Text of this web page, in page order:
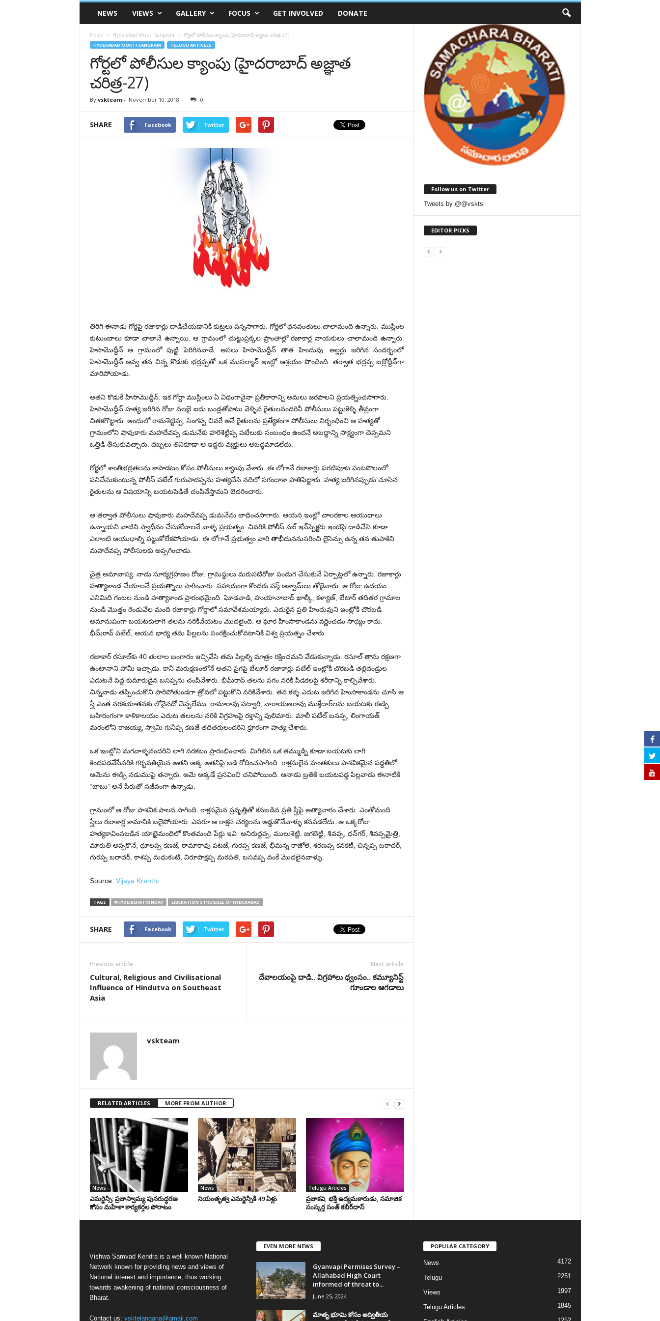
VSK
TelanganaNEWS VIEWS GALLERY FOCUS GET INVOLVED DONATE
Home Hyderabad Mukti Sangram గోర్టలో పోలీసుల క్యాంపు (హైదరాబాద్ అజ్ఞాత చరిత్ర-27)
HYDERABAD MUKTI SANGRAM TELUGU ARTICLES
గోర్టలో పోలీసుల క్యాంపు (హైదరాబాద్ అజ్ఞాత
చరిత్ర-27)
By vskteam- November 10, 2018 0
SHARE Facebook Twitter
తిరిగి ఈనాడు గోర్టపై రజాకార్లు దాడిచేయడానికి కుట్రలు పన్నసాగారు. గోర్టలో ధనవంతులు చాలామంది ఉన్నారు. ముస్లింల
కుటుంబాలు కూడా చాలానే ఉన్నాయి. ఆ గ్రామంలో చుట్టుప్రక్కల ప్రాంతాల్లో రజాకార్ల నాయకులు చాలామంది ఉన్నారు.
హిసామొద్దీన్ ఆ గ్రామంలో పుట్టి పెరిగినవాడే. అసలు హిసామొద్దీన్ తాత హిందువు. అల్లర్లు జరిగిన సందర్భంలో
హిసామొద్దీన్ అవ్వ తన చిన్న కొడుకు భద్రప్పతో ఒక ముసల్మాన్ ఇంట్లో ఆశ్రయం పొందింది. తర్వాత భద్రప్ప బద్రోద్దీన్‌గా
మారిపోయాడు.
అతని కొడుకే హిసామొద్దీన్. ఇక గోర్టా ముస్లింలు ఏ విధంగానైనా ప్రతీకారాన్ని అమలు జరపాలని ప్రయత్నించసాగారు.
హిసామొద్దీన్ హత్య జరిగిన రోజు నలభై ఐదు బండ్లతోపాటు వెళ్ళిన రైతులనందరినీ పోలీసులు పట్టుకెళ్ళి తీవ్రంగా
చితకగొట్టారు. అందులో రామశెట్టిప్ప, సింగప్ప చివరే అనే రైతులను ప్రత్యేకంగా పోలీసులు నిర్భంధించి ఆ హత్యతో
గ్రామంలోని షావుకారు మహదేవప్ప డుమనేకు హరిశెట్టిప్ప పటేలుకు సంబంధం ఉందనే అబద్ధాన్ని సాక్ష్యంగా చెప్పమని
ఒత్తిడి తీసుకువచ్చారు. దెబ్బలు తినికూడా ఆ ఇద్దరు వ్యక్తులు అబద్ధమాడలేదు.
గోర్టలో శాంతిభద్రతలను కాపాడటం కోసం పోలీసులు క్యాంపు వేశారు. ఈ లోగానే రజాకార్లు పగటిపూట పంటపొలంలో
పనిచేసుకుంటున్న పోలీస్ పటేల్ గురుపాదప్పను హత్యచేసి నదిలో సగందాకా పాతిపెట్టారు. హత్య జరిగినప్పుడు చూసిన
రైతులను ఆ విషయాన్ని బయటపెడితే చంపివేస్తామని బెదరించారు.
ఆ తర్వాత పోలీసులు షావుకారు మహదేవప్ప డుమనేను బాధించసాగారు. ఆయన ఇంట్లో చాలరకాల ఆయుధాలు
ఉన్నాయని వాటిని స్వాధీనం చేసుకోవాలనే వాళ్ళ ప్రయత్నం. చివరికి పోలీస్ సబ్ ఇన్‌స్పెక్టరు ఇంటిపై దాడిచేసి కూడా
ఎలాంటి ఆయుధాల్ని పట్టుకోలేకపోయాడు. ఈ లోగానే ప్రభుత్వం వారి తాఖీదుననుసరించి లైసెన్సు ఉన్న తన తుపాకిని
మహదేవప్ప పోలీసులకు అప్పగించాడు.
చైత్ర అమావాస్య. నాడు సూర్యగ్రహణం రోజు. గ్రామస్థులు మరుసటిరోజు పండుగ చేసుకునే ఏర్పాట్లలో ఉన్నారు. రజాకార్లు
హత్యాకాండ చేయాలనే ప్రయత్నాలు సాగించారు. సహాయంగా కొందరు పస్త్ అక్వామ్‌లు తోడైనారు. ఆ రోజు ఉదయం
ఎనిమిది గంటల నుండి హత్యాకాండ ప్రారంభమైంది. ఘోడవాడి, హుయానాబాద్ ఖాల్కీ, కళ్యాణ్, బేటార్ తదితర గ్రామాల
నుండి మొత్తం రెండువేల మంది రజాకార్లు గోర్టాలో సమావేశమయ్యారు. ఎదురైన ప్రతి హిందువుని ఇంట్లోకి చొరబడి
అమానుషంగా బయటకులాగి తలను నరికివేయటం మొదలైంది. ఆ ఘోర హింసాకాండను వర్ణించడం సాధ్యం కాదు.
భీమ్‌రావ్ పటేల్, ఆయన భార్య తమ పిల్లలను సంరక్షించుకోవటానికి విశ్వ ప్రయత్నం చేశారు.
రజాకార్ రసూల్‌కు 40 తులాల బంగారం ఇచ్చివేసి తమ పిల్లల్ని మాత్రం రక్షించమని వేడుకున్నాడు. రసూల్ తాను రక్షణగా
ఉంటానాని హామీ ఇచ్చాడు. కానీ మరుక్షణంలోనే అతని సైగపై బేలూర్ రజాకార్లు పటేల్ ఇంట్లోకి చొరబడి తల్లిదండ్రుల
ఎదుటనే పెద్ద కుమారుడైన బసప్పను చంపివేశారు. భీమ్‌రావ్ తలను సగం నరికి పిడకలపై శరీరాన్ని కాల్చివేశారు.
చిన్నవాడు తప్పించుకొని పారిపోతుండగా త్రోవలో పట్టుకొని నరికివేశారు. తన కళ్ళ ఎదుట జరిగిన హింసాకాండను చూసి ఆ
స్త్రీ ఎంత నరకయాతనకు లోనైనదో చెప్పలేము. రామారావు పట్వారి, నారాయణరావు ముక్తేదార్‌లను బయటకు ఈడ్చి
బహిరంగంగా కాళికాలయం ఎదుట తలలను నరికి విగ్రహంపై రక్తాన్ని పులిమారు. మాలీ పటేల్ బసప్ప, లింగాయత్
మఠంలోని రాజయ్య, స్వామి గునీప్ప కణజే తదితరులందరిని క్రూరంగా హత్య చేశారు.
ఒక ఇంట్లోని మగవాళ్ళనందరిని లాగి నరకటం ప్రారంభించారు. మిగిలిన ఒక తమ్ముడ్ని కూడా బయటకు లాగి
కిందపడవేసేసరికి గర్భవతియైన అతని అక్క అతనిపై బడి రోదించసాగింది. రాక్షసులైన హంతకులు పాశవికమైన పద్ధతిలో
ఆమెను ఈడ్చి నడుముపై తన్నారు. ఆమె అక్కడే ప్రసవించి చనిపోయింది. ఆనాడు బ్రతికి బయటపడ్డ పిల్లవాడు ఈనాటికి
“బాబు” అనే పేరుతో సజీవంగా ఉన్నాడు.
గ్రామంలో ఆ రోజు పాశవిక పాలన సాగింది. రాక్షసమైన ప్రవృత్తితో కనబడిన ప్రతి స్త్రీపై అత్యాచారం చేశారు. ఎంతోమంది
స్త్రీలు రజాకార్ల కామానికి బలైపోయారు. ఎవరూ ఆ రాక్షస చర్యలను అడ్డుకొనేవాళ్ళు కనపడలేదు. ఆ ఒక్కరోజు
హత్యకావింపబడిన యాభైమందిలో కొంతమంది పేర్లు ఇవి అనిరుద్దప్ప, ములుశెట్టి, జగబెట్టి, శివప్ప, ధన్‌గర్, శివప్పమైత్రి,
మారుతి అప్పకొనే, ధూలప్ప కణజే, రామారావు పటజే, గురప్ప కణజే, భీమన్న రాజోలె, శరణప్ప కనకటీ, చిన్నప్ప బరాదర్,
గురప్ప బరాదర్, కాశప్ప మధుకంటి, విరూపాక్షప్ప మఠపతి, బసవప్ప వంకే మొదలైనవాళ్ళు.
Source: Vijaya Kranthi
TAGS #HYDLIBERATIONDAY LIBERATION STRUGGLE OF HYDERABAD
SHARE Facebook Twitter
Previous article
Cultural, Religious and Civilisational
Influence of Hindutva on Southeast
Asia
Next article
దేవాలయంపై దాడి.. విగ్రహాలు ధ్వంసం.. కమ్యూనిస్ట్
గూండాల ఆగడాలు
vskteam
RELATED ARTICLES MORE FROM AUTHOR
News
ఎమర్జెన్సీ: ప్రజాస్వామ్య పునరుద్ధరణ
కోసం మహిళా కార్యకర్తల పోరాటం
News
నియంతృత్వ ఎమర్జెన్సీకి 49 ఏళ్లు
Telugu Articles
ప్రజాకవి, భక్తి ఉద్యమకారుడు, సమాజిక
సంస్కర్త సంత్‌ కబీర్‌దాస్‌
Follow us on Twitter
Tweets by @@vskts
EDITOR PICKS
Vishwa Samvad Kendra is a well known National
Network known for providing news and views of
National interest and importance, thus working
towards awakening of national consciousness of
Bharat.
Contact us: vsktelangana@gmail.com
EVEN MORE NEWS
Gyanvapi Permises Survey –
Allahabad High Court
informed of threat to...
June 25, 2024
మాతృ భూమి కోసం అద్వితీయ
POPULAR CATEGORY
News 4172
Telugu 2251
Views 1997
Telugu Articles 1845